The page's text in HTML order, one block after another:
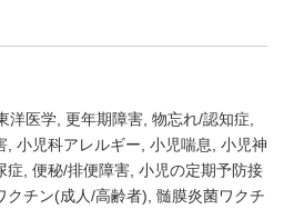
洋医学 更年期障害 物忘れ/認知症
小児科アレルギー 小児喘息
小児神
症 便秘/排便障害 小児の定期予防接
クチン(成人/高齢者) 髄膜炎菌ワクチ